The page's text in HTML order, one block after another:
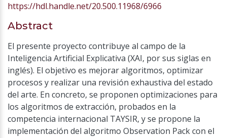
https://hdl.handle.net/20.500.11968/6966
Abstract
El presente proyecto contribuye al campo de la
Inteligencia Artificial Explicativa (XAI, por sus siglas en
inglés). El objetivo es mejorar algoritmos, optimizar
procesos y realizar una revisión exhaustiva del estado
del arte. En concreto, se proponen optimizaciones para
los algoritmos de extracción, probados en la
competencia internacional TAYSIR, y se propone la
implementación del algoritmo Observation Pack con el